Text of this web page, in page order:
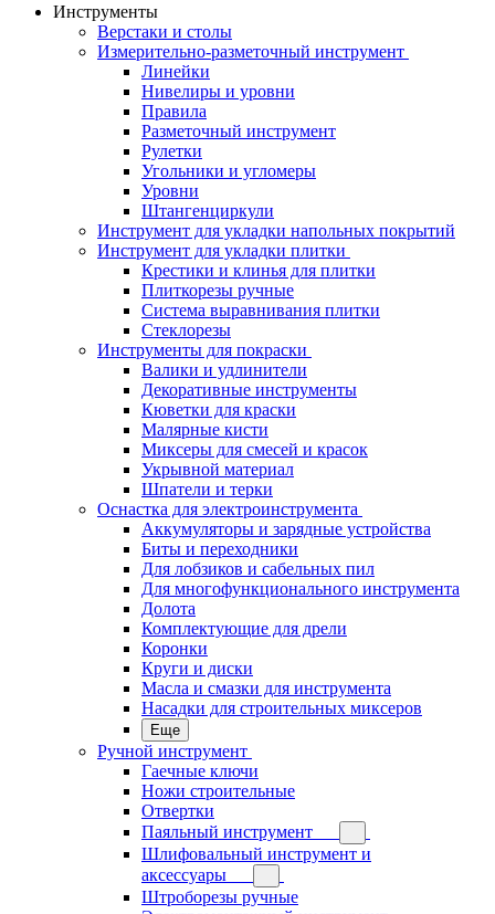
Инструменты
Верстаки и столы
Измерительно-разметочный инструмент
Линейки
Нивелиры и уровни
Правила
Разметочный инструмент
Рулетки
Угольники и угломеры
Уровни
Штангенциркули
Инструмент для укладки напольных покрытий
Инструмент для укладки плитки
Крестики и клинья для плитки
Плиткорезы ручные
Система выравнивания плитки
Стеклорезы
Инструменты для покраски
Валики и удлинители
Декоративные инструменты
Кюветки для краски
Малярные кисти
Миксеры для смесей и красок
Укрывной материал
Шпатели и терки
Оснастка для электроинструмента
Аккумуляторы и зарядные устройства
Биты и переходники
Для лобзиков и сабельных пил
Для многофункционального инструмента
Долота
Комплектующие для дрели
Коронки
Круги и диски
Масла и смазки для инструмента
Насадки для строительных миксеров
Еще
Ручной инструмент
Гаечные ключи
Ножи строительные
Отвертки
Паяльный инструмент
Шлифовальный инструмент и
аксессуары
Штроборезы ручные